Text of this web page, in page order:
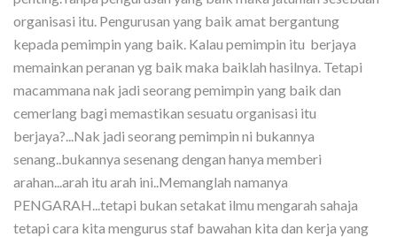
organisasi itu. Pengurusan yang baik amat bergantung
kepada pemimpin yang baik. Kalau pemimpin itu berjaya
memainkan peranan yg baik maka baiklah hasilnya. Tetapi
macammana nak jadi seorang pemimpin yang baik dan
cemerlang bagi memastikan sesuatu organisasi itu
berjaya?...Nak jadi seorang pemimpin ni bukannya
senang..bukannya sesenang dengan hanya memberi
arahan...arah itu arah ini..Memanglah namanya
PENGARAH...tetapi bukan setakat ilmu mengarah sahaja
tetapi cara kita mengurus staf bawahan kita dan kerja yang